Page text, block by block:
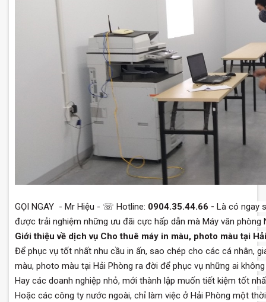
GỌI NGAY - Mr Hiệu - ☏ Hotline: 0904.35.44.66 - Là có ngay
được trải nghiệm những ưu đãi cực hấp dẫn mà Máy văn phòng
Giới thiệu về dịch vụ Cho thuê máy in màu, photo màu tại
Để phục vụ tốt nhất nhu cầu in ấn, sao chép cho các cá nhân,
màu, photo màu tại Hải Phòng ra đời để phục vụ những ai
Hay các doanh nghiệp nhỏ, mới thành lập muốn tiết kiệm tốt
Hoặc các công ty nước ngoài, chỉ làm việc ở Hải Phòng một